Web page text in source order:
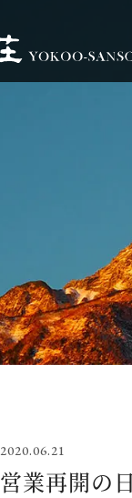
2020.06.21
営業再開の